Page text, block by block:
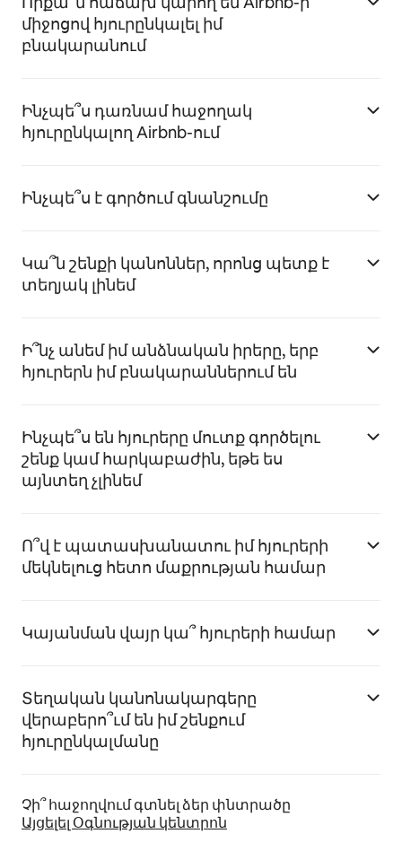
միջոցով հյուրընկալել իմ
բնակարանում
Ինչպե՞ս դառնամ հաջողակ
հյուրընկալող Airbnb-ում
Ինչպե՞ս է գործում գնանշումը
Կա՞ն շենքի կանոններ, որոնց պետք է
տեղյակ լինեմ
Ի՞նչ անեմ իմ անձնական իրերը, երբ
հյուրերն իմ բնակարաններում են
Ինչպե՞ս են հյուրերը մուտք գործելու
շենք կամ հարկաբաժին, եթե ես
այնտեղ չլինեմ
Ո՞վ է պատասխանատու իմ հյուրերի
մեկնելուց հետո մաքրության համար
Կայանման վայր կա՞ հյուրերի համար
Տեղական կանոնակարգերը
վերաբերո՞ւմ են իմ շենքում
հյուրընկալմանը
Չի՞ հաջողվում գտնել ձեր փնտրածը
Այցելել Օգնության կենտրոն